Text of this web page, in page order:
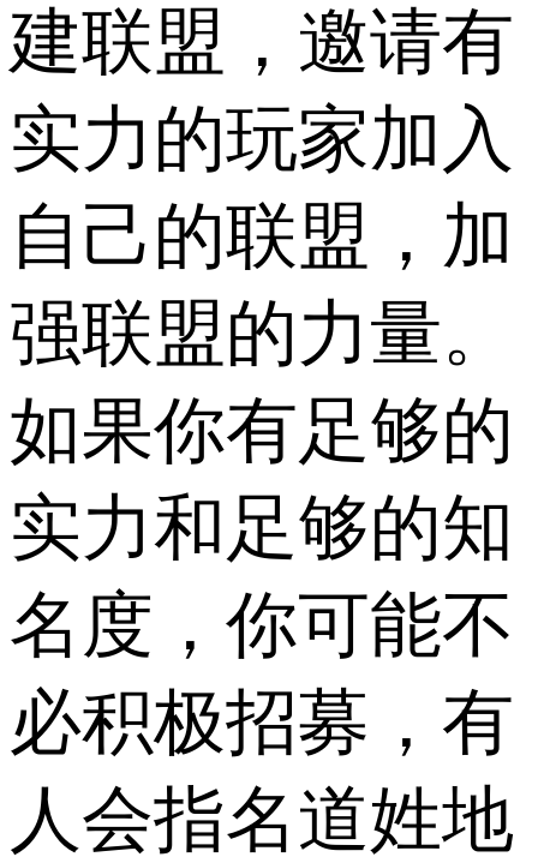
建联盟，邀请有
实力的玩家加入
自己的联盟，加
强联盟的力量。
如果你有足够的
实力和足够的知
名度，你可能不
必积极招募，有
人会指名道姓地